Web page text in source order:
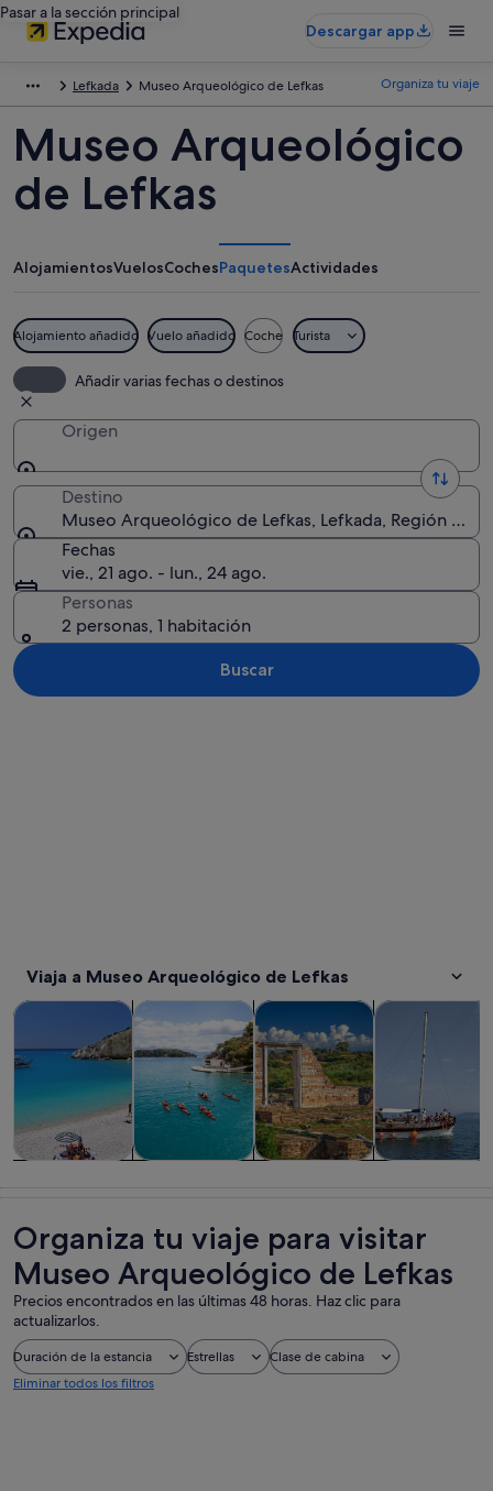
Pasar a la sección principal
Descargar app
Lefkada Museo Arqueológico de Lefkas Organiza tu viaje
Museo Arqueológico
de Lefkas
AlojamientosVuelosCochesPaquetesActividades
Alojamiento añadido Vuelo añadido Coche Turista
Añadir varias fechas o destinos
Origen
Destino
Museo Arqueológico de Lefkas, Lefkada, Región de
Fechas
vie., 21 ago. - lun., 24 ago.
Personas
2 personas, 1 habitación
Buscar
Viaja a Museo Arqueológico de Lefkas
Visitas guiadas y excursiones de un día Se abre en una
Actividades acuáticas Se abre en una
Historia y culturaSe abre en
Comidas,
Organiza tu viaje para visitar
Museo Arqueológico de Lefkas
Precios encontrados en las últimas 48 horas. Haz clic para
actualizarlos.
Duración de la estancia Estrellas
Clase de cabina
Eliminar todos los filtros